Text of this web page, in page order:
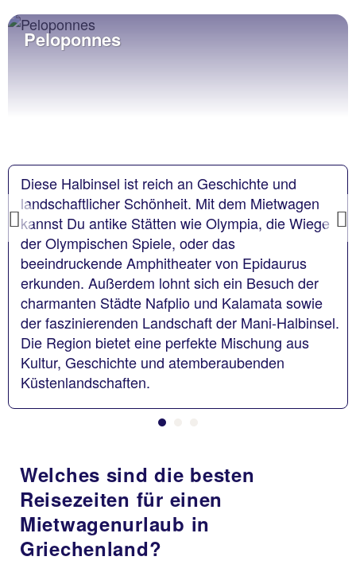
Previous
Peloponnes
Diese Halbinsel ist reich an Geschichte und
landschaftlicher Schönheit. Mit dem Mietwagen
kannst Du antike Stätten wie Olympia, die Wiege
der Olympischen Spiele, oder das
beeindruckende Amphitheater von Epidaurus
erkunden. Außerdem lohnt sich ein Besuch der
charmanten Städte Nafplio und Kalamata sowie
der faszinierenden Landschaft der Mani-Halbinsel.
Die Region bietet eine perfekte Mischung aus
Kultur, Geschichte und atemberaubenden
Küstenlandschaften.
Welches sind die besten
Reisezeiten für einen
Mietwagenurlaub in
Griechenland?